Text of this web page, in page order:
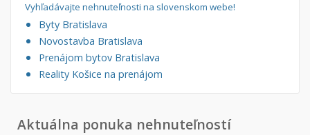
Vyhľadávajte nehnuteľnosti na slovenskom webe!
Byty Bratislava
Novostavba Bratislava
Prenájom bytov Bratislava
Reality Košice na prenájom
Aktuálna ponuka nehnuteľností